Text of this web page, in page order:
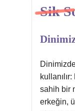
Sik
sahih bir
erkeğin,